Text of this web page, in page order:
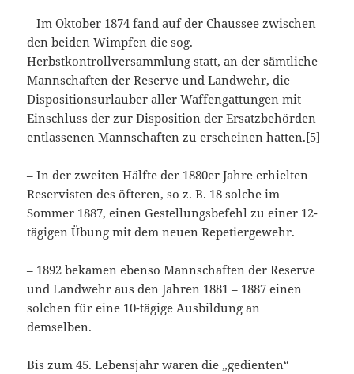
– Im Oktober 1874 fand auf der Chaussee zwischen
den beiden Wimpfen die sog.
Herbstkontrollversammlung statt, an der sämtliche
Mannschaften der Reserve und Landwehr, die
Dispositionsurlauber aller Waffengattungen mit
Einschluss der zur Disposition der Ersatzbehörden
entlassenen Mannschaften zu erscheinen hatten.[5]
– In der zweiten Hälfte der 1880er Jahre erhielten
Reservisten des öfteren, so z. B. 18 solche im
Sommer 1887, einen Gestellungsbefehl zu einer 12-
tägigen Übung mit dem neuen Repetiergewehr.
– 1892 bekamen ebenso Mannschaften der Reserve
und Landwehr aus den Jahren 1881 – 1887 einen
solchen für eine 10-tägige Ausbildung an
demselben.
Bis zum 45. Lebensjahr waren die „gedienten“